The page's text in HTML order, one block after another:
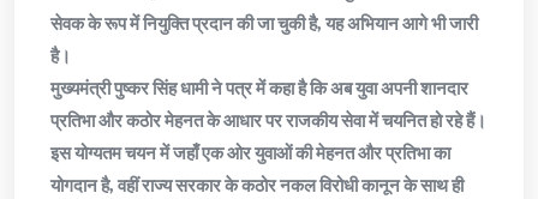
सेवक के रूप में नियुक्ति प्रदान की जा चुकी है, यह अभियान आगे भी जारी
है।
मुख्यमंत्री पुष्कर सिंह धामी ने पत्र में कहा है कि अब युवा अपनी शानदार
प्रतिभा और कठोर मेहनत के आधार पर राजकीय सेवा में चयनित हो रहे हैं।
इस योग्यतम चयन में जहाँ एक ओर युवाओं की मेहनत और प्रतिभा का
योगदान है, वहीं राज्य सरकार के कठोर नकल विरोधी कानून के साथ ही